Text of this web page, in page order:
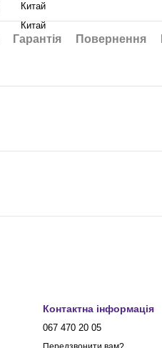
Китай
Китай
Гарантія Повернення
Контактна інформація
067 470 20 05